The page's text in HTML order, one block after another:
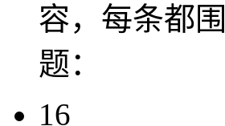
容，每条都
题：
16